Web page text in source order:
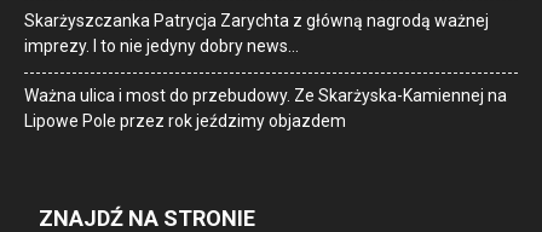
Skarżyszczanka Patrycja Zarychta z główną nagrodą ważnej
imprezy. I to nie jedyny dobry news…
Ważna ulica i most do przebudowy. Ze Skarżyska-Kamiennej na
Lipowe Pole przez rok jeździmy objazdem
ZNAJDŹ NA STRONIE